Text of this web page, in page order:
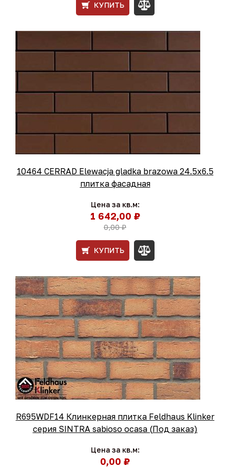
КУПИТЬ
10464 CERRAD Elewacja gladka brazowa 24.5x6.5
плитка фасадная
Цена за кв.м:
1 642,00 ₽
0,00 ₽
КУПИТЬ
R695WDF14 Клинкерная плитка Feldhaus Klinker
серия SINTRA sabioso ocasa (Под заказ)
Цена за кв.м:
0,00 ₽